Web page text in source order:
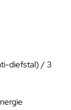
diefstal) / 3